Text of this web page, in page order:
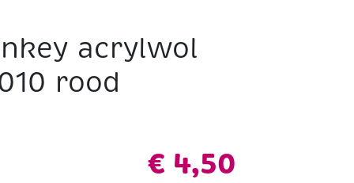
acrylwol
rood
€ 4,50